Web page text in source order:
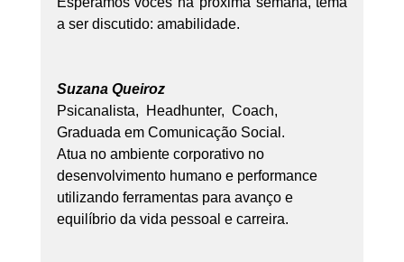
a ser discutido: amabilidade.
Suzana Queiroz
Psicanalista,  Headhunter,  Coach,
Graduada em Comunicação Social.
Atua no ambiente corporativo no
desenvolvimento humano e performance
utilizando ferramentas para avanço e
equilíbrio da vida pessoal e carreira.